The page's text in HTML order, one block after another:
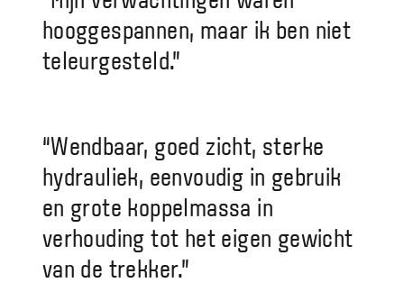
hooggespannen, maar ik ben niet
teleurgesteld.”
“Wendbaar, goed zicht, sterke
hydrauliek, eenvoudig in gebruik
en grote koppelmassa in
verhouding tot het eigen gewicht
van de trekker.”